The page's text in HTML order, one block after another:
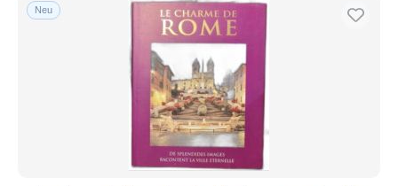
Neu